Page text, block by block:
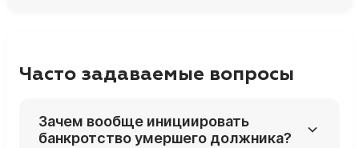
Часто задаваемые вопросы
Зачем вообще инициировать
банкротство умершего должника?